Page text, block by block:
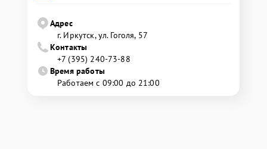
Адрес
г. Иркутск, ул. ​Гоголя, 57
Контакты
+7 (395) 240-73-88
Время работы
Работаем с 09:00 до 21:00